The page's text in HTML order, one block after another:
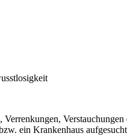
ein Krankenhaus